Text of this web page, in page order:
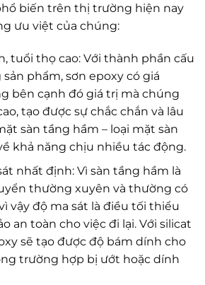
biến trên thị trường hiện nay
ưu việt của chúng:
tuổi thọ cao: Với thành phần cấu
phẩm, sơn epoxy có giá
bên cạnh đó giá trị mà chúng
tạo được sự chắc chắn và lâu
sàn tầng hầm – loại mặt sàn
khả năng chịu nhiều tác động.
nhất định: Vì sàn tầng hầm là
thường xuyên và thường có
vậy độ ma sát là điều tối thiểu
an toàn cho việc đi lại. Với silicat
sẽ tạo được độ bám dính cho
trường hợp bị ướt hoặc dính